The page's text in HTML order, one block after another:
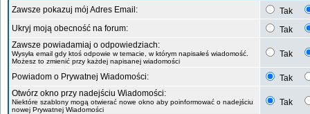
Zawsze pokazuj mój Adres Email:
Tak
Ukryj moją obecność na forum:
Tak
Zawsze powiadamiaj o odpowiedziach:
Wysyła email gdy ktoś odpowie w temacie, w którym napisałeś wiadomość.
Możesz to zmienić przy każdej napisanej wiadomości
Tak
Powiadom o Prywatnej Wiadomości:
Tak
Otwórz okno przy nadejściu Wiadomości:
Niektóre szablony mogą otwierać nowe okno aby poinformować o nadejściu
nowej Prywatnej Wiadomości
Tak